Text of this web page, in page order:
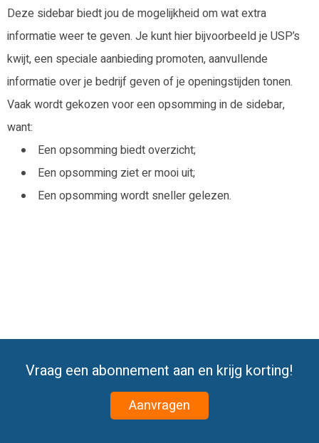
Deze sidebar biedt jou de mogelijkheid om wat extra
informatie weer te geven. Je kunt hier bijvoorbeeld je USP’s
kwijt, een speciale aanbieding promoten, aanvullende
informatie over je bedrijf geven of je openingstijden tonen.
Vaak wordt gekozen voor een opsomming in de sidebar,
want:
Een opsomming biedt overzicht;
Een opsomming ziet er mooi uit;
Een opsomming wordt sneller gelezen.
Vraag een abonnement aan en krijg korting!
Aanvragen